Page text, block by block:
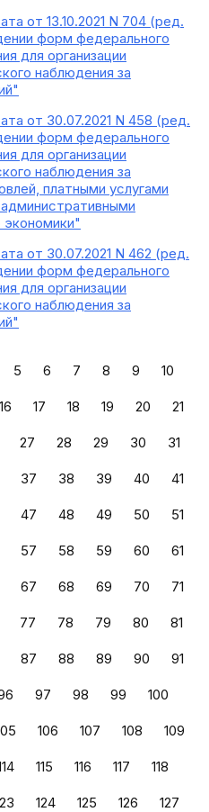
от 13.10.2021 N 704 (ред.
форм федерального
для организации
наблюдения за
от 30.07.2021 N 458 (ред.
форм федерального
для организации
наблюдения за
платными услугами
от 30.07.2021 N 462 (ред.
форм федерального
для организации
наблюдения за
5 6 7 8 9 10
16 17 18 19 20 21
27 28 29 30 31
37 38 39 40 41
47 48 49 50 51
57 58 59 60 61
67 68 69 70 71
77 78 79 80 81
87 88 89 90 91
97 98 99 100
106 107 108 109
115 116 117 118
124 125 126 127